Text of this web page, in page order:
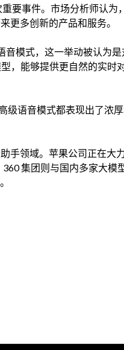
要事件。市场分析师认为
更多创新的产品和服务。
模式，这一举动被认为是
，能够提供更自然的实时
级语音模式都表现出了浓
手领域。苹果公司正在大
集团则与国内多家大模